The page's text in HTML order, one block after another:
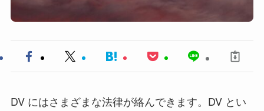
DV にはさまざまな法律が絡んできます。DV とい